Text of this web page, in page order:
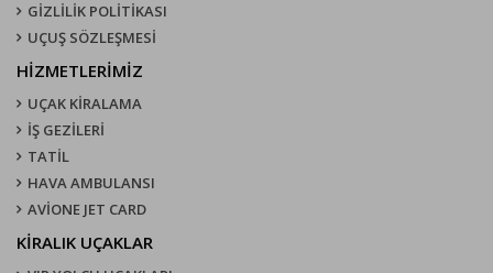
GİZLİLİK POLİTİKASI
UÇUŞ SÖZLEŞMESI
HİZMETLERİMİZ
UÇAK KIRALAMA
İŞ GEZİLERİ
TATİL
HAVA AMBULANSI
AVİONE JET CARD
KIRALIK UÇAKLAR